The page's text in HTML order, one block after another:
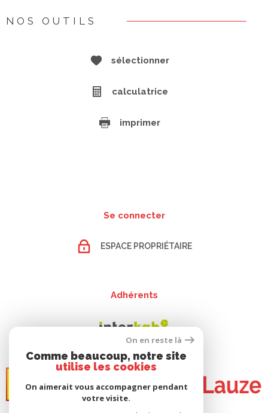
NOS OUTILS
sélectionner
calculatrice
imprimer
Se connecter
ESPACE PROPRIÉTAIRE
Adhérents
On en reste là
Comme beaucoup, notre site
utilise les cookies
On aimerait vous accompagner pendant
votre visite.